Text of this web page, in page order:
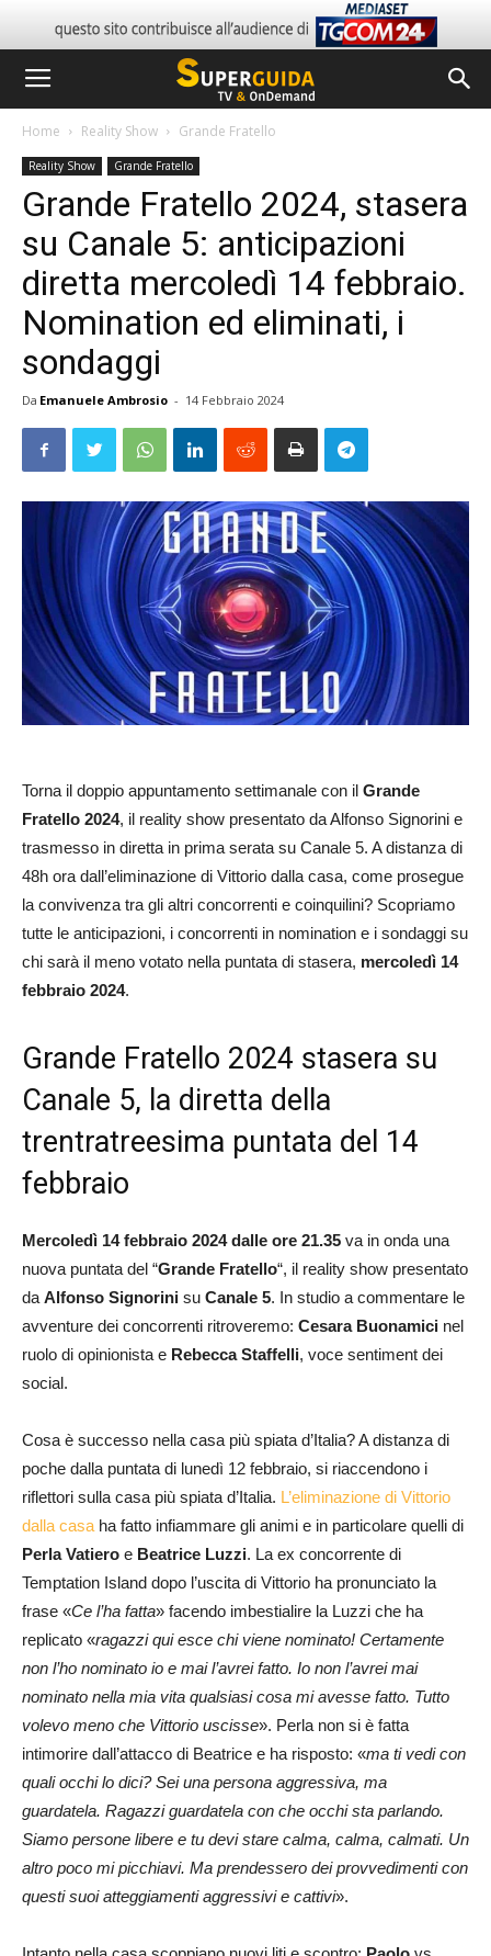
Home Reality Show Grande Fratello
Reality Show Grande Fratello
Grande Fratello 2024, stasera
su Canale 5: anticipazioni
diretta mercoledì 14 febbraio.
Nomination ed eliminati, i
sondaggi
Da Emanuele Ambrosio - 14 Febbraio 2024
Torna il doppio appuntamento settimanale con il Grande
Fratello 2024, il reality show presentato da Alfonso Signorini e
trasmesso in diretta in prima serata su Canale 5. A distanza di
48h ora dall’eliminazione di Vittorio dalla casa, come prosegue
la convivenza tra gli altri concorrenti e coinquilini? Scopriamo
tutte le anticipazioni, i concorrenti in nomination e i sondaggi su
chi sarà il meno votato nella puntata di stasera, mercoledì 14
febbraio 2024.
Grande Fratello 2024 stasera su
Canale 5, la diretta della
trentratreesima puntata del 14
febbraio
Mercoledì 14 febbraio 2024 dalle ore 21.35 va in onda una
nuova puntata del “Grande Fratello“, il reality show presentato
da Alfonso Signorini su Canale 5. In studio a commentare le
avventure dei concorrenti ritroveremo: Cesara Buonamici nel
ruolo di opinionista e Rebecca Staffelli, voce sentiment dei
social.
Cosa è successo nella casa più spiata d’Italia? A distanza di
poche dalla puntata di lunedì 12 febbraio, si riaccendono i
riflettori sulla casa più spiata d’Italia. L’eliminazione di Vittorio
dalla casa ha fatto infiammare gli animi e in particolare quelli di
Perla Vatiero e Beatrice Luzzi. La ex concorrente di
Temptation Island dopo l’uscita di Vittorio ha pronunciato la
frase «Ce l’ha fatta» facendo imbestialire la Luzzi che ha
replicato «ragazzi qui esce chi viene nominato! Certamente
non l’ho nominato io e mai l’avrei fatto. Io non l’avrei mai
nominato nella mia vita qualsiasi cosa mi avesse fatto. Tutto
volevo meno che Vittorio uscisse». Perla non si è fatta
intimorire dall’attacco di Beatrice e ha risposto: «ma ti vedi con
quali occhi lo dici? Sei una persona aggressiva, ma
guardatela. Ragazzi guardatela con che occhi sta parlando.
Siamo persone libere e tu devi stare calma, calma, calmati. Un
altro poco mi picchiavi. Ma prendessero dei provvedimenti con
questi suoi atteggiamenti aggressivi e cattivi».